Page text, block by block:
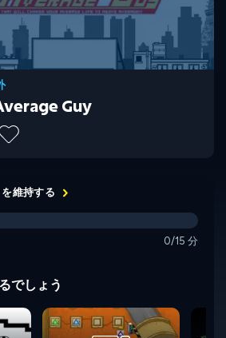
Guy
維持する
0/15 分
でしょう